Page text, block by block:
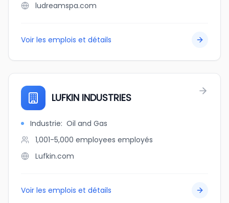
ludreamspa.com
Voir les emplois et détails
LUFKIN INDUSTRIES
Industrie: Oil and Gas
1,001-5,000 employees employés
Lufkin.com
Voir les emplois et détails